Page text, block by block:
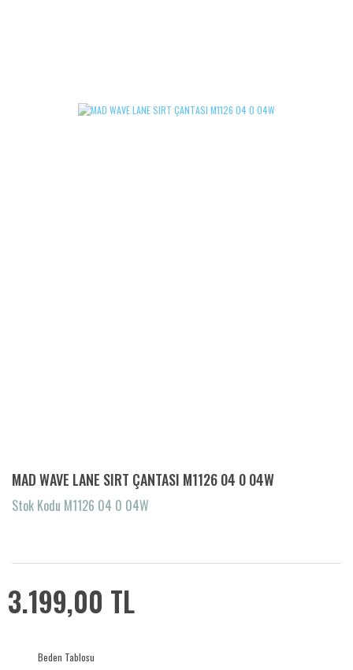
MAD WAVE LANE SIRT ÇANTASI M1126 04 0 04W
Stok Kodu M1126 04 0 04W
3.199,00 TL
Beden Tablosu